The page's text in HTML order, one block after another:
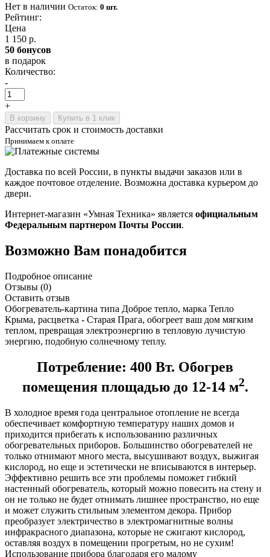
Нет в наличии Остаток: 0 шт.
Рейтинг:
Цена
1 150 р.
50 бонусов
в подарок
Количество:
-
+
В корзину Купить в 1 клик
Рассчитать срок и стоимость доставки
Принимаем к оплате
Доставка по всей России, в пункты выдачи заказов или в
каждое почтовое отделение. Возможна доставка курьером до
двери.
Интернет-магазин «Умная Техника» является официальным
Федеральным партнером Почты России.
Возможно Вам понадобится
Подробное описание
Отзывы (0)
Оставить отзыв
Обогреватель-картина типа Доброе тепло, марка Тепло
Крыма, расцветка - Старая Прага, обогреет ваш дом мягким
теплом, превращая электроэнергию в тепловую лучистую
энергию, подобную солнечному теплу.
Потребление: 400 Вт. Обогрев
помещения площадью до 12-14 м2.
В холодное время года центральное отопление не всегда
обеспечивает комфортную температуру наших домов и
приходится прибегать к использованию различных
обогревательных приборов. Большинство обогревателей не
только отнимают много места, высушивают воздух, выжигая
кислород, но еще и эстетически не вписываются в интерьер.
Эффективно решить все эти проблемы поможет гибкий
настенный обогреватель, который можно повесить на стену и
он не только не будет отнимать лишнее пространство, но еще
и может служить стильным элементом декора. Прибор
преобразует электричество в электромагнитные волны
инфракрасного диапазона, которые не сжигают кислород,
оставляя воздух в помещении прогретым, но не сухим!
Использование прибора благодаря его малому